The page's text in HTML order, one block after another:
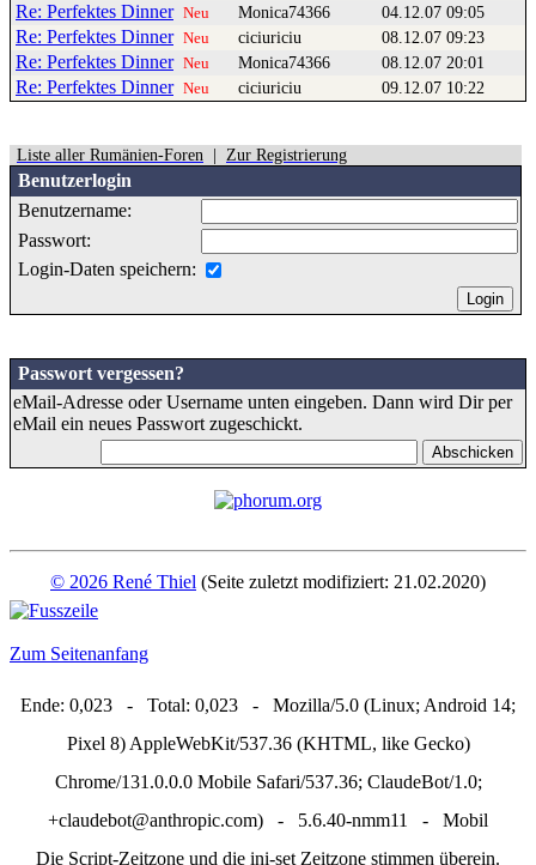
Re: Perfektes Dinner Neu Monica74366 04.12.07 09:05
Re: Perfektes Dinner Neu ciciuriciu 08.12.07 09:23
Re: Perfektes Dinner Neu Monica74366 08.12.07 20:01
Re: Perfektes Dinner Neu ciciuriciu 09.12.07 10:22
Liste aller Rumänien-Foren Zur Registrierung
Benutzerlogin
Benutzername:
Passwort:
Login-Daten speichern:
Passwort vergessen?
eMail-Adresse oder Username unten eingeben. Dann wird Dir per
eMail ein neues Passwort zugeschickt.
© 2026 René Thiel (Seite zuletzt modifiziert: 21.02.2020)
Zum Seitenanfang
Ende: 0,023 - Total: 0,023 - Mozilla/5.0 (Linux; Android 14;
Pixel 8) AppleWebKit/537.36 (KHTML, like Gecko)
Chrome/131.0.0.0 Mobile Safari/537.36; ClaudeBot/1.0;
+claudebot@anthropic.com) - 5.6.40-nmm11 - Mobil
Die Script-Zeitzone und die ini-set Zeitzone stimmen überein.